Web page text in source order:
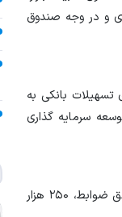
کارسازی و در وجه صندوق
بانکی به
سرمایه گذاری
براساس تصمیم این ستاد به منظور تشویق سرمایه گذاری، به سرمایه‌گذاران خارجی که طبق ضوابط، ۲۵۰ هزار